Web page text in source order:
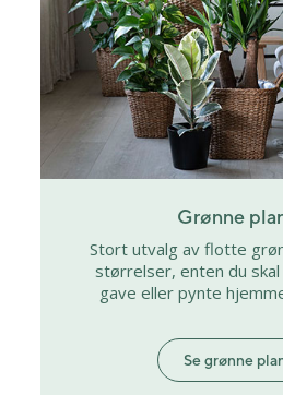
Grønne
Stort utvalg av flotte
størrelser, enten du
gave eller pynte
Se grønne